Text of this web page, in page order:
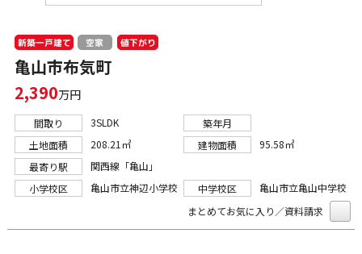
新築一戸建て 空家 値下がり
亀山市布気町
2,390万円
間取り 3SLDK
築年月
土地面積
208.21㎡ 建物面積
95.58㎡
最寄り駅
関西線「亀山」
小学校区
亀山市立神辺小学校 中学校区
亀山市立亀山中学校
まとめてお気に入り／資料請求